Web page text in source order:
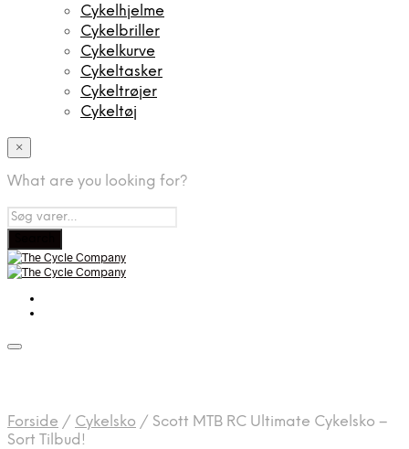
Cykelhjelme
Cykelbriller
Cykelkurve
Cykeltasker
Cykeltrøjer
Cykeltøj
×
What are you looking for?
Forside / Cykelsko / Scott MTB RC Ultimate Cykelsko –
Sort Tilbud!